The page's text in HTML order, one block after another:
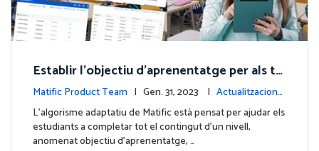
Establir l'objectiu d'aprenentatge per als te
us estudiants
Matific Product Team | Gen. 31, 2023 | Actualitzacions
de la plataforma
L'algorisme adaptatiu de Matific està pensat per ajudar els
estudiants a completar tot el contingut d'un nivell,
anomenat objectiu d'aprenentatge, …